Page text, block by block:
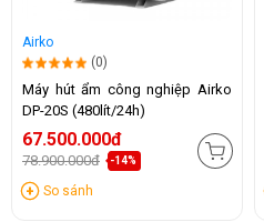
Airko
(0)
Máy hút ẩm công nghiệp Airko
DP-20S (480lít/24h)
67.500.000đ
78.900.000đ -14%
So sánh